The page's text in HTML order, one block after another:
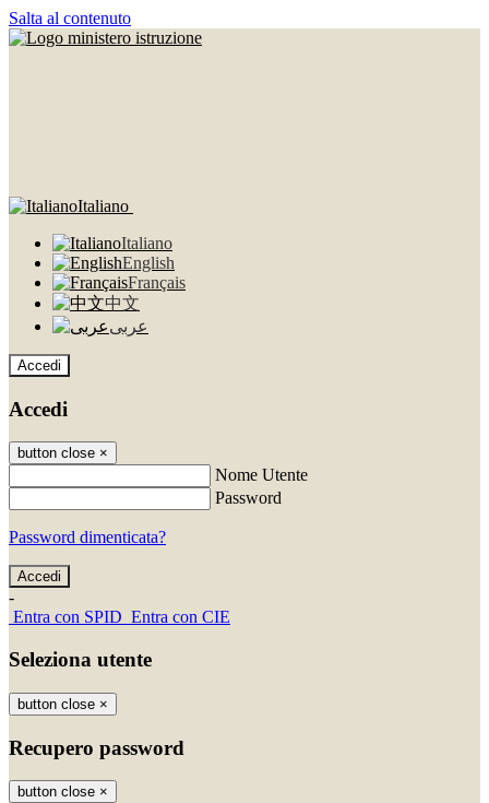
Salta al contenuto
Italiano
Italiano
English
Français
中文
عربى
Accedi
Accedi
button close ×
Nome Utente
Password
Password dimenticata?
-
Entra con SPID Entra con CIE
Seleziona utente
button close ×
Recupero password
button close ×